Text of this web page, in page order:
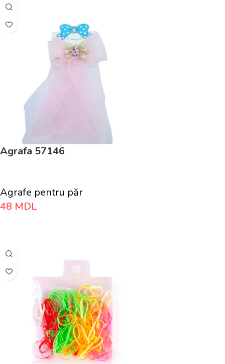
Agrafa 57146
Agrafe pentru păr
48 MDL